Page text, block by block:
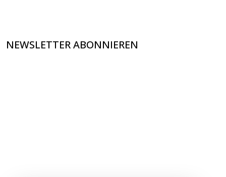
NEWSLETTER ABONNIEREN